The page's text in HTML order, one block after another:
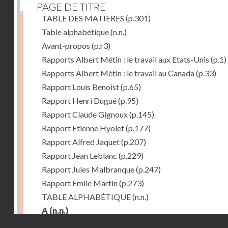
PAGE DE TITRE
TABLE DES MATIERES (p.301)
Table alphabétique(n.n.)
Avant-propos (p.r3)
Rapports Albert Métin : le travail aux Etats-Unis (p.1)
Rapports Albert Métin : le travail au Canada(p.33)
Rapport Louis Benoist(p.65)
Rapport Henri Dugué(p.95)
Rapport Claude Gignoux(p.145)
Rapport Etienne Hyolet(p.177)
Rapport Alfred Jaquet(p.207)
Rapport Jean Leblanc (p.229)
Rapport Jules Malbranque(p.247)
Rapport Emile Martin(p.273)
TABLE ALPHABÉTIQUE(n.n.)
A (n.n.)